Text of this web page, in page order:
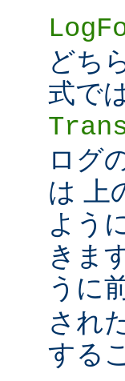
どち
式で
ログ
は 上
よう
きま
うに
され
する